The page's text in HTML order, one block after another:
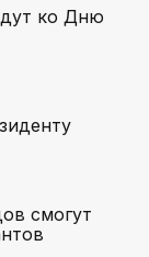
ко Дню
смогут